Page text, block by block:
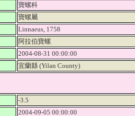
寶螺科
寶螺屬
Linnaeus, 1758
阿拉伯寶螺
2004-08-31 00:00:00
宜蘭縣 (Yilan County)
-3.5
2004-09-05 00:00:00